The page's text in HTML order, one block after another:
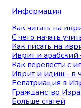
Информация
Как читать на
С чего начать
Как писать на
Иврит и арабский
Как перевести с
Иврит и идиш - в
Репатриация в
Гражданство
Больше статей